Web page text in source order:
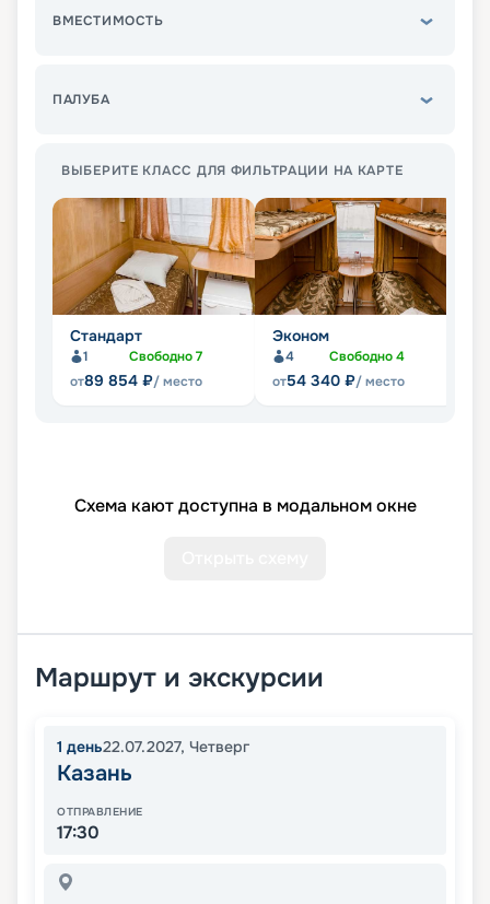
ВМЕСТИМОСТЬ
ПАЛУБА
ВЫБЕРИТЕ КЛАСС ДЛЯ ФИЛЬТРАЦИИ НА КАРТЕ
Стандарт
1 Свободно7
от89 854 ₽/ место
Эконом
4 Свободно4
от54 340 ₽/ место
Схема кают доступна в модальном окне
Маршрут и экскурсии
1 день22.07.2027, Четверг
Казань
ОТПРАВЛЕНИЕ
17:30